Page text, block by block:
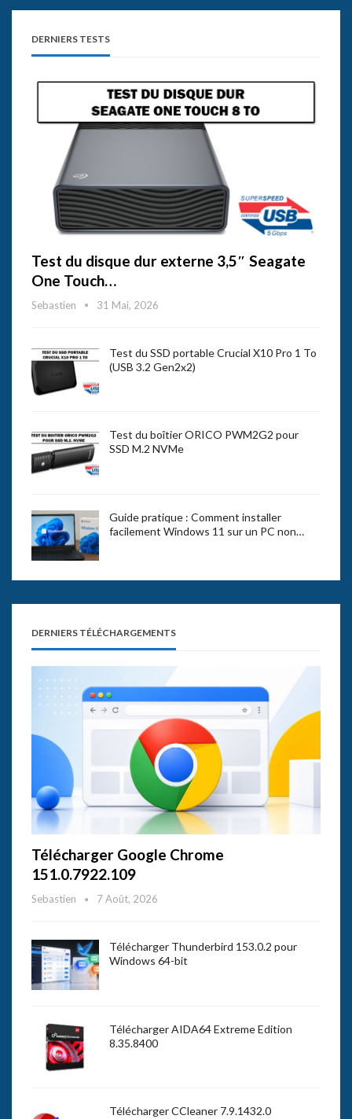
DERNIERS TESTS
Test du disque dur externe 3,5″ Seagate
One Touch…
Sebastien 31 Mai, 2026
Test du SSD portable Crucial X10 Pro 1 To
(USB 3.2 Gen2x2)
Test du boîtier ORICO PWM2G2 pour
SSD M.2 NVMe
Guide pratique : Comment installer
facilement Windows 11 sur un PC non…
DERNIERS TÉLÉCHARGEMENTS
Télécharger Google Chrome
151.0.7922.109
Sebastien 7 Août, 2026
Télécharger Thunderbird 153.0.2 pour
Windows 64-bit
Télécharger AIDA64 Extreme Edition
8.35.8400
Télécharger CCleaner 7.9.1432.0